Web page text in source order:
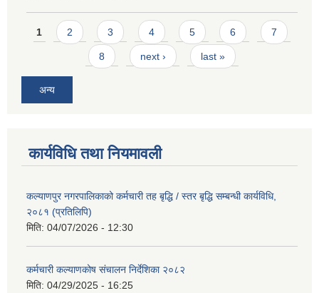
Pages
1 2 3 4 5 6 7
8 next › last »
अन्य
कार्यविधि तथा नियमावली
कल्याणपुर नगरपालिकाको कर्मचारी तह बृद्धि / स्तर बृद्धि सम्बन्धी कार्यविधि,
२०८१ (प्रतिलिपि)
मिति: 04/07/2026 - 12:30
कर्मचारी कल्याणकोष संचालन निर्देशिका २०८२
मिति: 04/29/2025 - 16:25